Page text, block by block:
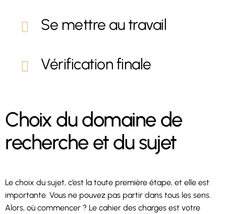
Se mettre au travail
Vérification finale
Choix du domaine de
recherche et du sujet
Le choix du sujet, c’est la toute première étape, et elle est
importante. Vous ne pouvez pas partir dans tous les sens.
Alors, où commencer ? Le cahier des charges est votre